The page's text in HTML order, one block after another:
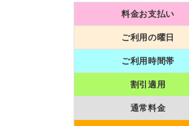
料金お支払い
ご利用の曜日
ご利用時間帯
割引適用
通常料金